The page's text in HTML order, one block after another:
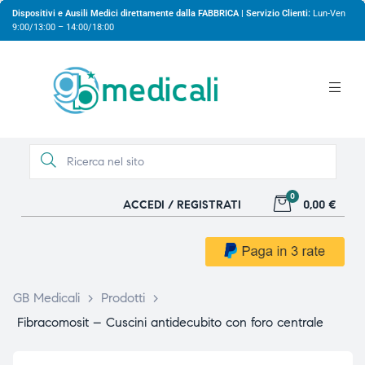
Dispositivi e Ausili Medici direttamente dalla FABBRICA | Servizio Clienti: Lun-Ven
9:00/13:00 – 14:00/18:00
ACCEDI / REGISTRATI
0
0,00 €
GB Medicali > Prodotti
>
Fibracomosit – Cuscini antidecubito con foro centrale